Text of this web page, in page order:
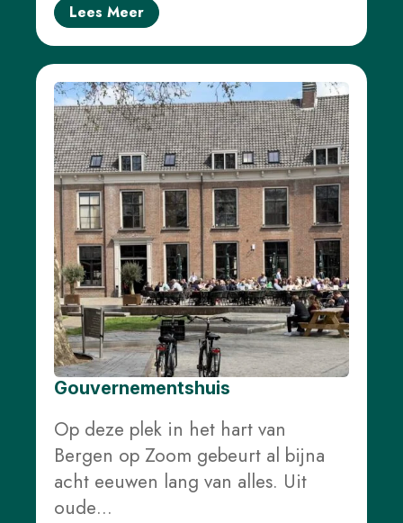
Lees Meer
Gouvernementshuis
Op deze plek in het hart van
Bergen op Zoom gebeurt al bijna
acht eeuwen lang van alles. Uit
oude…